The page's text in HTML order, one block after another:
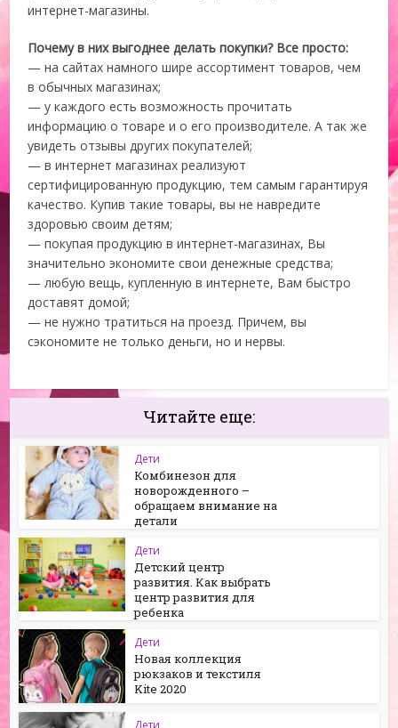
интернет-магазины.
Почему в них выгоднее делать покупки? Все просто:
— на сайтах намного шире ассортимент товаров, чем
в обычных магазинах;
— у каждого есть возможность прочитать
информацию о товаре и о его производителе. А так же
увидеть отзывы других покупателей;
— в интернет магазинах реализуют
сертифицированную продукцию, тем самым гарантируя
качество. Купив такие товары, вы не навредите
здоровью своим детям;
— покупая продукцию в интернет-магазинах, Вы
значительно экономите свои денежные средства;
— любую вещь, купленную в интернете, Вам быстро
доставят домой;
— не нужно тратиться на проезд. Причем, вы
сэкономите не только деньги, но и нервы.
Читайте еще:
Дети
Комбинезон для
новорожденного –
обращаем внимание на
детали
Дети
Детский центр
развития. Как выбрать
центр развития для
ребенка
Дети
Новая коллекция
рюкзаков и текстиля
Kite 2020
Дети